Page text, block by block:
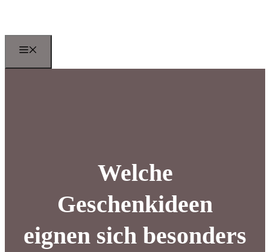
springen
Welche
Geschenkideen
eignen sich besonders